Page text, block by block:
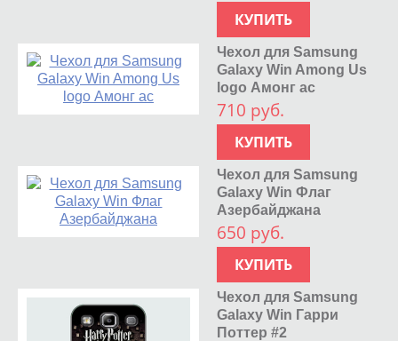
КУПИТЬ
Чехол для Samsung
Galaxy Win Among Us
logo Амонг ас
710 руб.
КУПИТЬ
Чехол для Samsung
Galaxy Win Флаг
Азербайджана
650 руб.
КУПИТЬ
Чехол для Samsung
Galaxy Win Гарри
Поттер #2